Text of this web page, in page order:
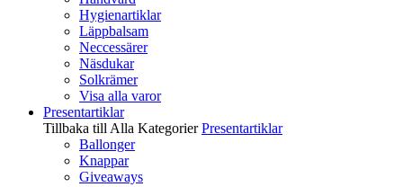
Hygienartiklar
Läppbalsam
Neccessärer
Näsdukar
Solkrämer
Visa alla varor
Presentartiklar
Tillbaka till Alla Kategorier Presentartiklar
Ballonger
Knappar
Giveaways